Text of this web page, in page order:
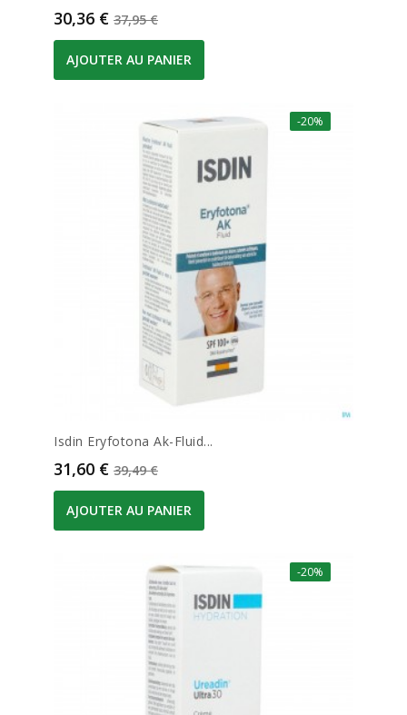
Prix
30,36 € Prix de base
37,95 €
AJOUTER AU PANIER
-20%
Isdin Eryfotona Ak-Fluid...
Prix
31,60 € Prix de base
39,49 €
AJOUTER AU PANIER
-20%